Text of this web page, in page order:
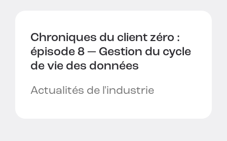
Chroniques du client zéro :
épisode 8 — Gestion du cycle
de vie des données
Actualités de l'industrie